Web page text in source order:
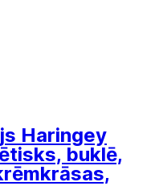
Haringey
buklē,